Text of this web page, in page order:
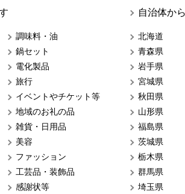
調味料・油
鍋セット
電化製品
旅行
イベントやチケット等
地域のお礼の品
雑貨・日用品
美容
ファッション
工芸品・装飾品
感謝状等
自治体か
北海道
青森県
岩手県
宮城県
秋田県
山形県
福島県
茨城県
栃木県
群馬県
埼玉県